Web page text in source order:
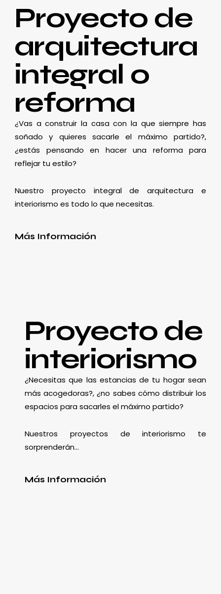
Proyecto de
arquitectura
integral o
reforma
¿Vas a construir la casa con la que siempre has
soñado y quieres sacarle el máximo partido?,
¿estás pensando en hacer una reforma para
reflejar tu estilo?
Nuestro proyecto integral de arquitectura e
interiorismo es todo lo que necesitas.
Más Información
Proyecto de
interiorismo
¿Necesitas que las estancias de tu hogar sean
más acogedoras?, ¿no sabes cómo distribuir los
espacios para sacarles el máximo partido?
Nuestros proyectos de interiorismo te
sorprenderán…
Más Información